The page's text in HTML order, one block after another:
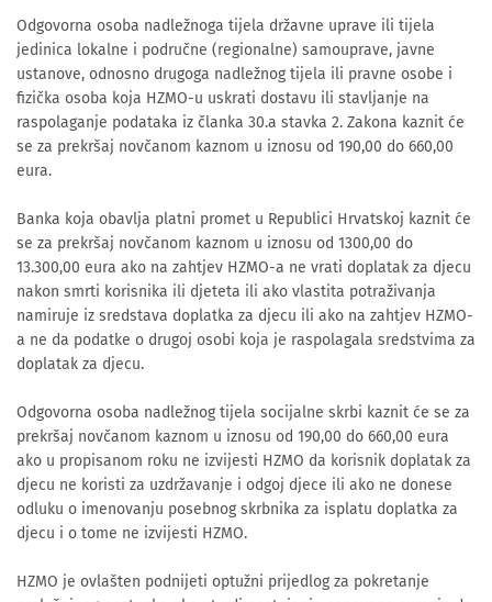
Odgovorna osoba nadležnoga tijela državne uprave ili tijela
jedinica lokalne i područne (regionalne) samouprave, javne
ustanove, odnosno drugoga nadležnog tijela ili pravne osobe i
fizička osoba koja HZMO-u uskrati dostavu ili stavljanje na
raspolaganje podataka iz članka 30.a stavka 2. Zakona kaznit će
se za prekršaj novčanom kaznom u iznosu od 190,00 do 660,00
eura.
Banka koja obavlja platni promet u Republici Hrvatskoj kaznit će
se za prekršaj novčanom kaznom u iznosu od 1300,00 do
13.300,00 eura ako na zahtjev HZMO-a ne vrati doplatak za djecu
nakon smrti korisnika ili djeteta ili ako vlastita potraživanja
namiruje iz sredstava doplatka za djecu ili ako na zahtjev HZMO-
a ne da podatke o drugoj osobi koja je raspolagala sredstvima za
doplatak za djecu.
Odgovorna osoba nadležnog tijela socijalne skrbi kaznit će se za
prekršaj novčanom kaznom u iznosu od 190,00 do 660,00 eura
ako u propisanom roku ne izvijesti HZMO da korisnik doplatak za
djecu ne koristi za uzdržavanje i odgoj djece ili ako ne donese
odluku o imenovanju posebnog skrbnika za isplatu doplatka za
djecu i o tome ne izvijesti HZMO.
HZMO je ovlašten podnijeti optužni prijedlog za pokretanje